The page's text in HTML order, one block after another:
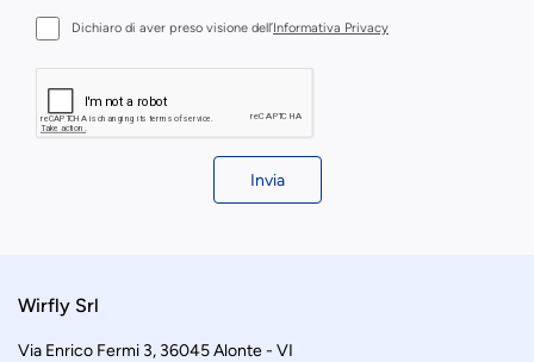
Dichiaro di aver preso visione dell’Informativa Privacy
Invia
Wirfly Srl
Via Enrico Fermi 3, 36045 Alonte - VI